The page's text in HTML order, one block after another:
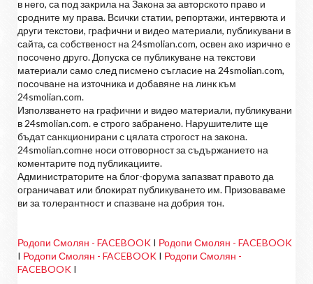
в него, са под закрила на Закона за авторското право и
сродните му права. Всички статии, репортажи, интервюта и
други текстови, графични и видео материали, публикувани в
сайта, са собственост на 24smolian.com, освен ако изрично е
посочено друго. Допуска се публикуване на текстови
материали само след писмено съгласие на 24smolian.com,
посочване на източника и добавяне на линк към
24smolian.com.
Използването на графични и видео материали, публикувани
в 24smolian.com. е строго забранено. Нарушителите ще
бъдат санкционирани с цялата строгост на закона.
24smolian.comне носи отговорност за съдържанието на
коментарите под публикациите.
Администраторите на блог-форума запазват правото да
ограничават или блокират публикуването им. Призоваваме
ви за толерантност и спазване на добрия тон.
Родопи Смолян - FACEBOOK I Родопи Смолян - FACEBOOK
I Родопи Смолян - FACEBOOK I Родопи Смолян -
FACEBOOK I